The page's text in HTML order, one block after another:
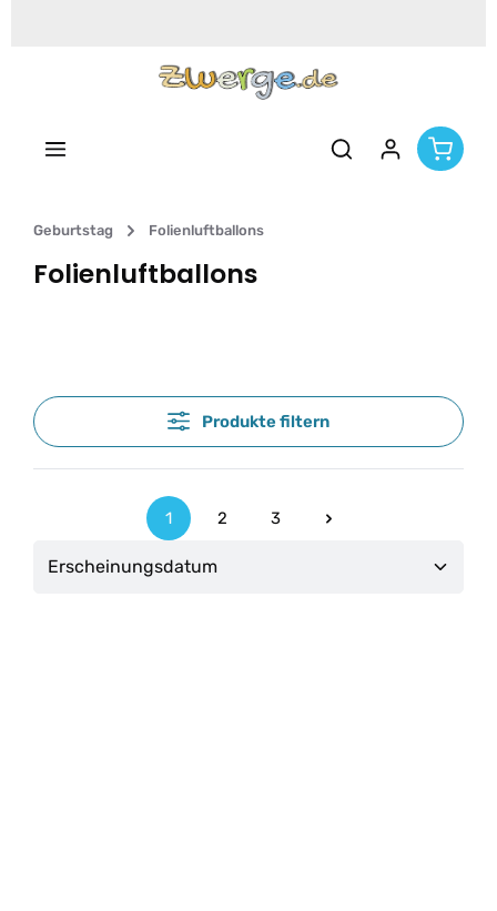
Geburtstag Folienluftballons
Folienluftballons
Produkte filtern
Seite
1
Seite
2
Seite
3